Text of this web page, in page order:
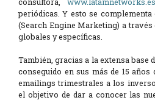
periódicas. Y esto se
(Search Engine Marketing) a través
globales y específicas.
También, gracias a la extensa base
conseguido en sus más de 15
emailings trimestrales a los
el objetivo de dar a conocer las